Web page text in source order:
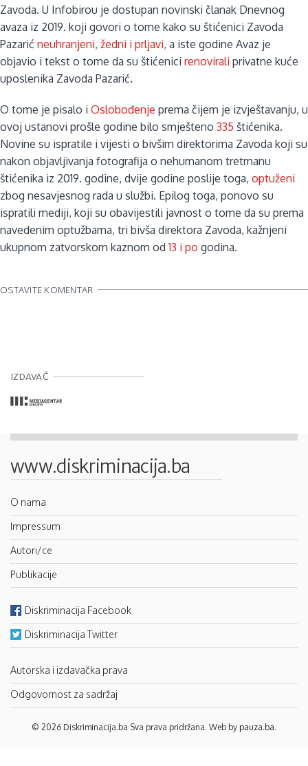
Zavoda. U Infobirou je dostupan novinski članak Dnevnog
avaza iz 2019. koji govori o tome kako su štićenici Zavoda
Pazarić neuhranjeni, žedni i prljavi, a iste godine Avaz je
objavio i tekst o tome da su štićenici renovirali privatne kuće
uposlenika Zavoda Pazarić.
O tome je pisalo i Oslobođenje prema čijem je izvještavanju, u
ovoj ustanovi prošle godine bilo smješteno 335 štićenika.
Novine su ispratile i vijesti o bivšim direktorima Zavoda koji su
nakon objavljivanja fotografija o nehumanom tretmanu
štićenika iz 2019. godine, dvije godine poslije toga, optuženi
zbog nesavjesnog rada u službi. Epilog toga, ponovo su
ispratili mediji, koji su obavijestili javnost o tome da su prema
navedenim optužbama, tri bivša direktora Zavoda, kažnjeni
ukupnom zatvorskom kaznom od13 i po godina.
OSTAVITE KOMENTAR
IZDAVAČ
www.diskriminacija.ba
O nama
Impressum
Autori/ce
Publikacije
Diskriminacija Facebook
Diskriminacija Twitter
Autorska i izdavačka prava
Odgovornost za sadržaj
© 2026 Diskriminacija.ba Sva prava pridržana. Web by pauza.ba.